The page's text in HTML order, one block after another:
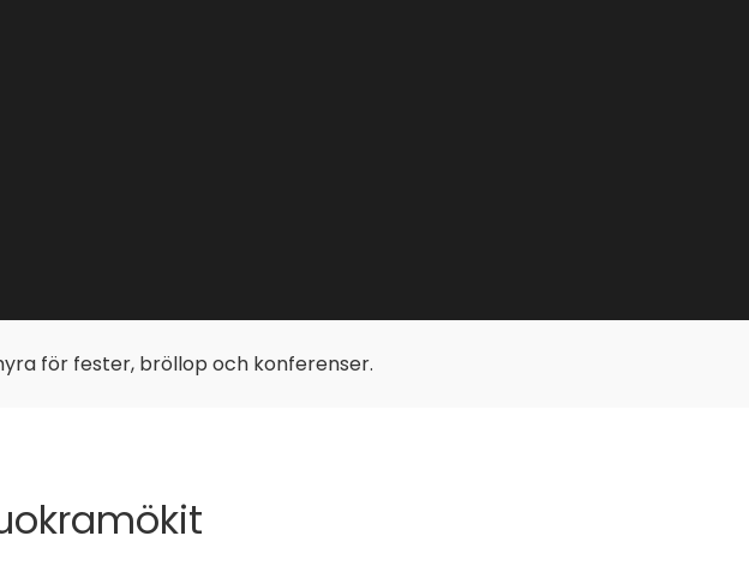
för fester, bröllop och konferenser.